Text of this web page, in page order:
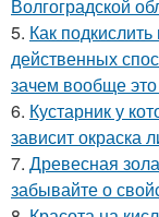
Волгоградской
5. Как
действенных
зачем вообще
6. Кустарник у
зависит окраска
7. Древесная
забывайте о